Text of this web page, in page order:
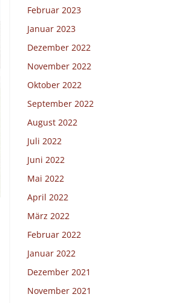
Februar 2023
Januar 2023
Dezember 2022
November 2022
Oktober 2022
September 2022
August 2022
Juli 2022
Juni 2022
Mai 2022
April 2022
März 2022
Februar 2022
Januar 2022
Dezember 2021
November 2021